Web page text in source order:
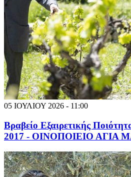
05 ΙΟΥΛΙΟΥ 2026 - 11:00
Βραβείο Εξαιρετικής
2017 - ΟΙΝΟΠΟΙΕΙΟ ΑΓΙΑ